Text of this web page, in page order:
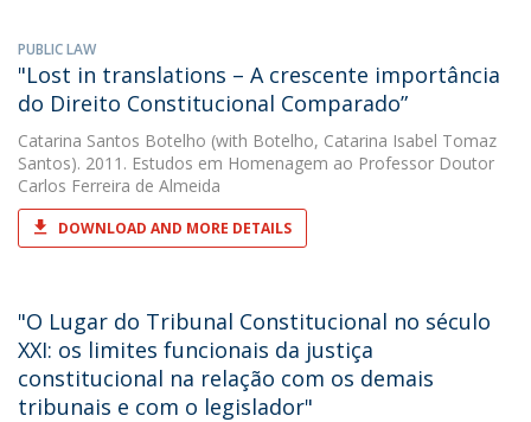
PUBLIC LAW
"Lost in translations – A crescente importância
do Direito Constitucional Comparado”
Catarina Santos Botelho (with Botelho, Catarina Isabel Tomaz
Santos). 2011. Estudos em Homenagem ao Professor Doutor
Carlos Ferreira de Almeida
DOWNLOAD AND MORE DETAILS
"O Lugar do Tribunal Constitucional no século
XXI: os limites funcionais da justiça
constitucional na relação com os demais
tribunais e com o legislador"